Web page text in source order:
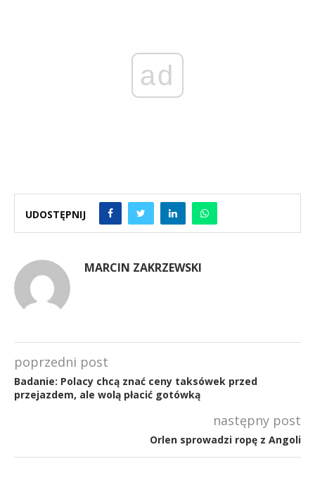
ad
UDOSTĘPNIJ
MARCIN ZAKRZEWSKI
poprzedni post
Badanie: Polacy chcą znać ceny taksówek przed
przejazdem, ale wolą płacić gotówką
następny post
Orlen sprowadzi ropę z Angoli